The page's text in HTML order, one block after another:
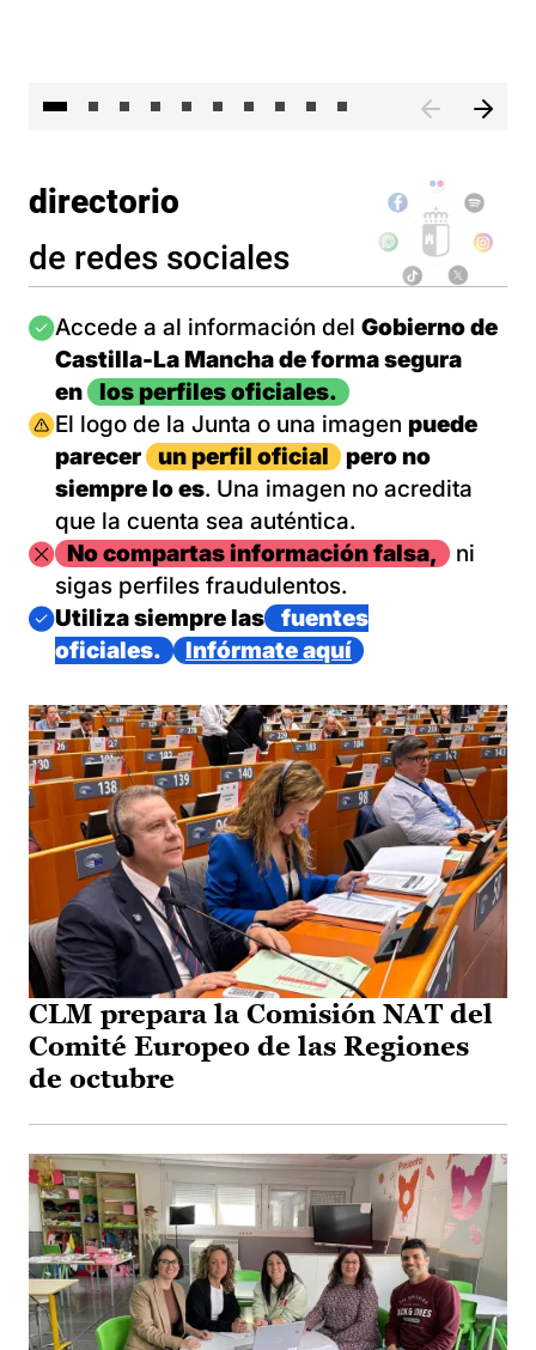
directorio
de redes sociales
Imagen
Accede a al información del Gobierno de
Castilla-La Mancha de forma segura
en
los perfiles oficiales.
Imagen
El logo de la Junta o una imagen puede
parecer
un perfil oficial
pero no
siempre lo es. Una imagen no acredita
que la cuenta sea auténtica.
ImagenNo compartas información falsa,
ni
sigas perfiles fraudulentos.
Imagen
Utiliza siempre las
fuentes
oficiales.
Infórmate aquí
CLM prepara la Comisión NAT del
Comité Europeo de las Regiones
de octubre